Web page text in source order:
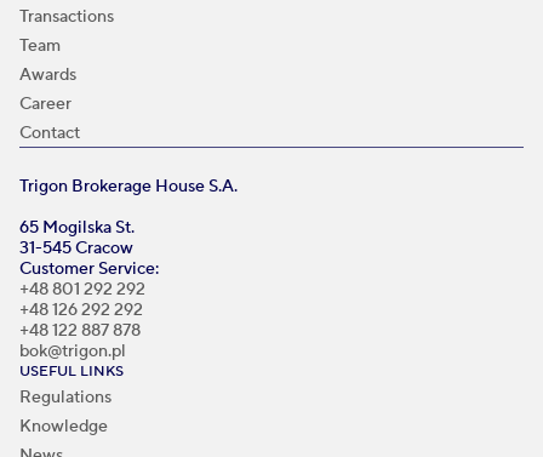
Transactions
Team
Awards
Career
Contact
Trigon Brokerage House S.A.
65 Mogilska St.
31-545 Cracow
Customer Service:
+48 801 292 292
+48 126 292 292
+48 122 887 878
bok@trigon.pl
USEFUL LINKS
Regulations
Knowledge